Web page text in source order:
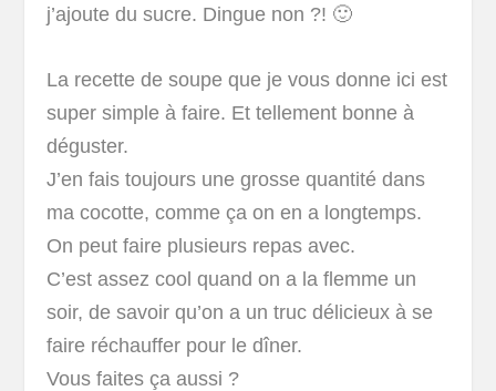
j’ajoute du sucre. Dingue non ?! 🙂
La recette de soupe que je vous donne ici est
super simple à faire. Et tellement bonne à
déguster.
J’en fais toujours une grosse quantité dans
ma cocotte, comme ça on en a longtemps.
On peut faire plusieurs repas avec.
C’est assez cool quand on a la flemme un
soir, de savoir qu’on a un truc délicieux à se
faire réchauffer pour le dîner.
Vous faites ça aussi ?